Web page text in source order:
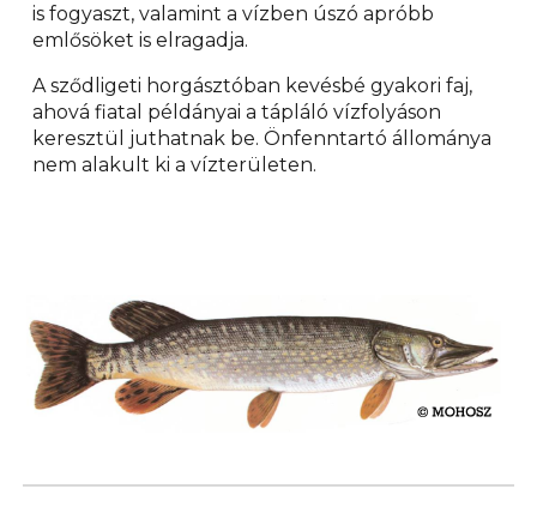
is fogyaszt, valamint a vízben úszó apróbb
emlősöket is elragadja.
A sződligeti horgásztóban kevésbé gyakori faj,
ahová fiatal példányai a tápláló vízfolyáson
keresztül juthatnak be. Önfenntartó állománya
nem alakult ki a vízterületen.